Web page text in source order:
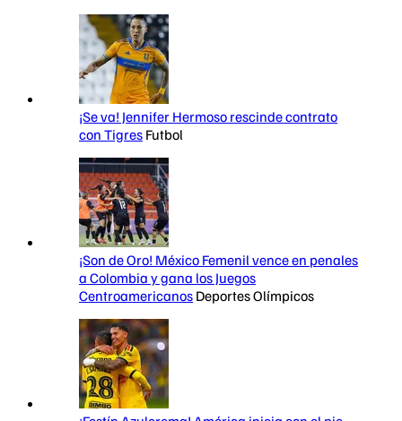
¡Se va! Jennifer Hermoso rescinde contrato
con Tigres Futbol
¡Son de Oro! México Femenil vence en penales
a Colombia y gana los Juegos
Centroamericanos Deportes Olímpicos